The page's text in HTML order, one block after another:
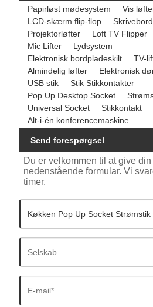
Papirløst mødesystem
Vis
LCD-skærm flip-flop
Projektorløfter
Loft TV Flipper
Mic Lifter
Lydsystem
Elektronisk bordpladeskilt
TV-
Almindelig løfter
Elektronisk
USB stik
Stik Stikkontakter
Pop Up Desktop Socket
Universal Socket
Stikkontakt
Alt-i-én konferencemaskine
Send forespørgsel
Du er velkommen til at give
nedenstående formular. Vi
timer.